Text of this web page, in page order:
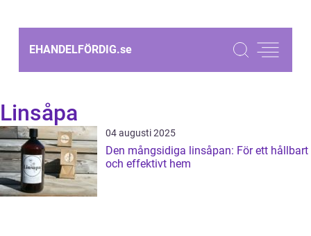
EHANDELFÖRDIG.se
Linsåpa
04 augusti 2025
Den mångsidiga linsåpan: För ett hållbart
och effektivt hem